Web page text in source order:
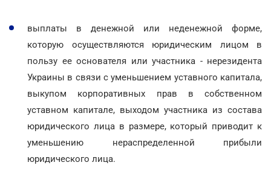
выплаты в денежной или неденежной форме,
которую осуществляются юридическим лицом в
пользу ее основателя или участника - нерезидента
Украины в связи с уменьшением уставного капитала,
выкупом корпоративных прав в собственном
уставном капитале, выходом участника из состава
юридического лица в размере, который приводит к
уменьшению нераспределенной прибыли
юридического лица.